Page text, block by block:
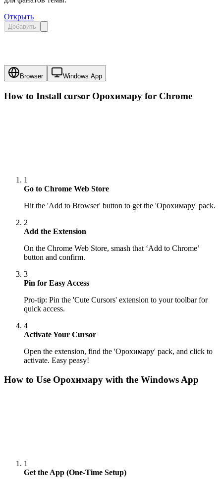
Открыть
Добавить
Browser Windows App
How to Install cursor Орохимару for Chrome
1
Go to Chrome Web Store
Hit the 'Add to Browser' button to get the 'Орохимару' pack.
2
Add the Extension
On the Chrome Web Store, smash that ‘Add to Chrome’
button and confirm.
3
Pin for Easy Access
Pro-tip: Pin the 'Cute Cursors' extension to your toolbar for
quick access.
4
Activate Your Cursor
Open the extension, find the 'Орохимару' pack, and click to
activate. Easy peasy!
How to Use Орохимару with the Windows App
1
Get the App (One-Time Setup)